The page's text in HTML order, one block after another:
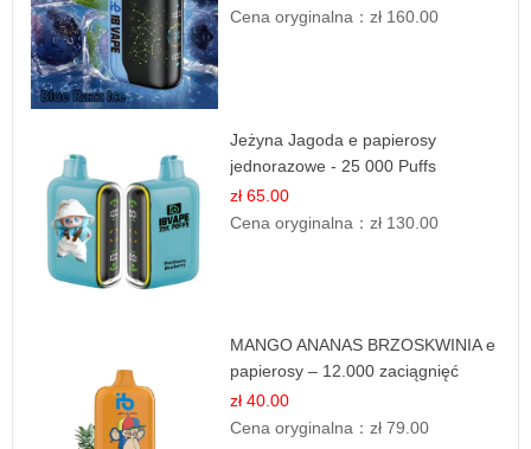
Cena oryginalna：zł 160.00
Jeżyna Jagoda e papierosy
jednorazowe - 25 000 Puffs
zł 65.00
Cena oryginalna：zł 130.00
MANGO ANANAS BRZOSKWINIA e
papierosy – 12.000 zaciągnięć
zł 40.00
Cena oryginalna：zł 79.00